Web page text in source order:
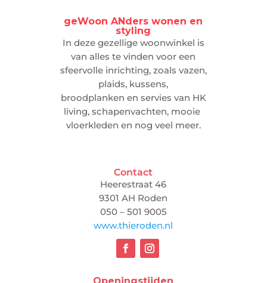
geWoon ANders wonen en
styling
In deze gezellige woonwinkel is
van alles te vinden voor een
sfeervolle inrichting, zoals vazen,
plaids, kussens,
broodplanken en servies van HK
living, schapenvachten, mooie
vloerkleden en nog veel meer.
Contact
Heerestraat 46
9301 AH Roden
050 – 501 9005
www.thieroden.nl